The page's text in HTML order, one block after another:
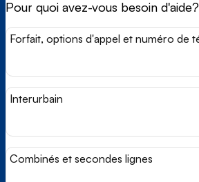
Pour quoi avez-vous besoin d'aide?
Forfait, options d'appel et numéro de
Interurbain
Combinés et secondes lignes